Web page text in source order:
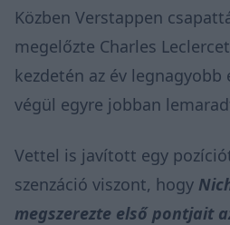
Közben Verstappen
megelőzte Charles
kezdetén az év legnagyobb
végül egyre jobban
Vettel is javított egy
szenzáció viszont, hogy
megszerezte első pontjait